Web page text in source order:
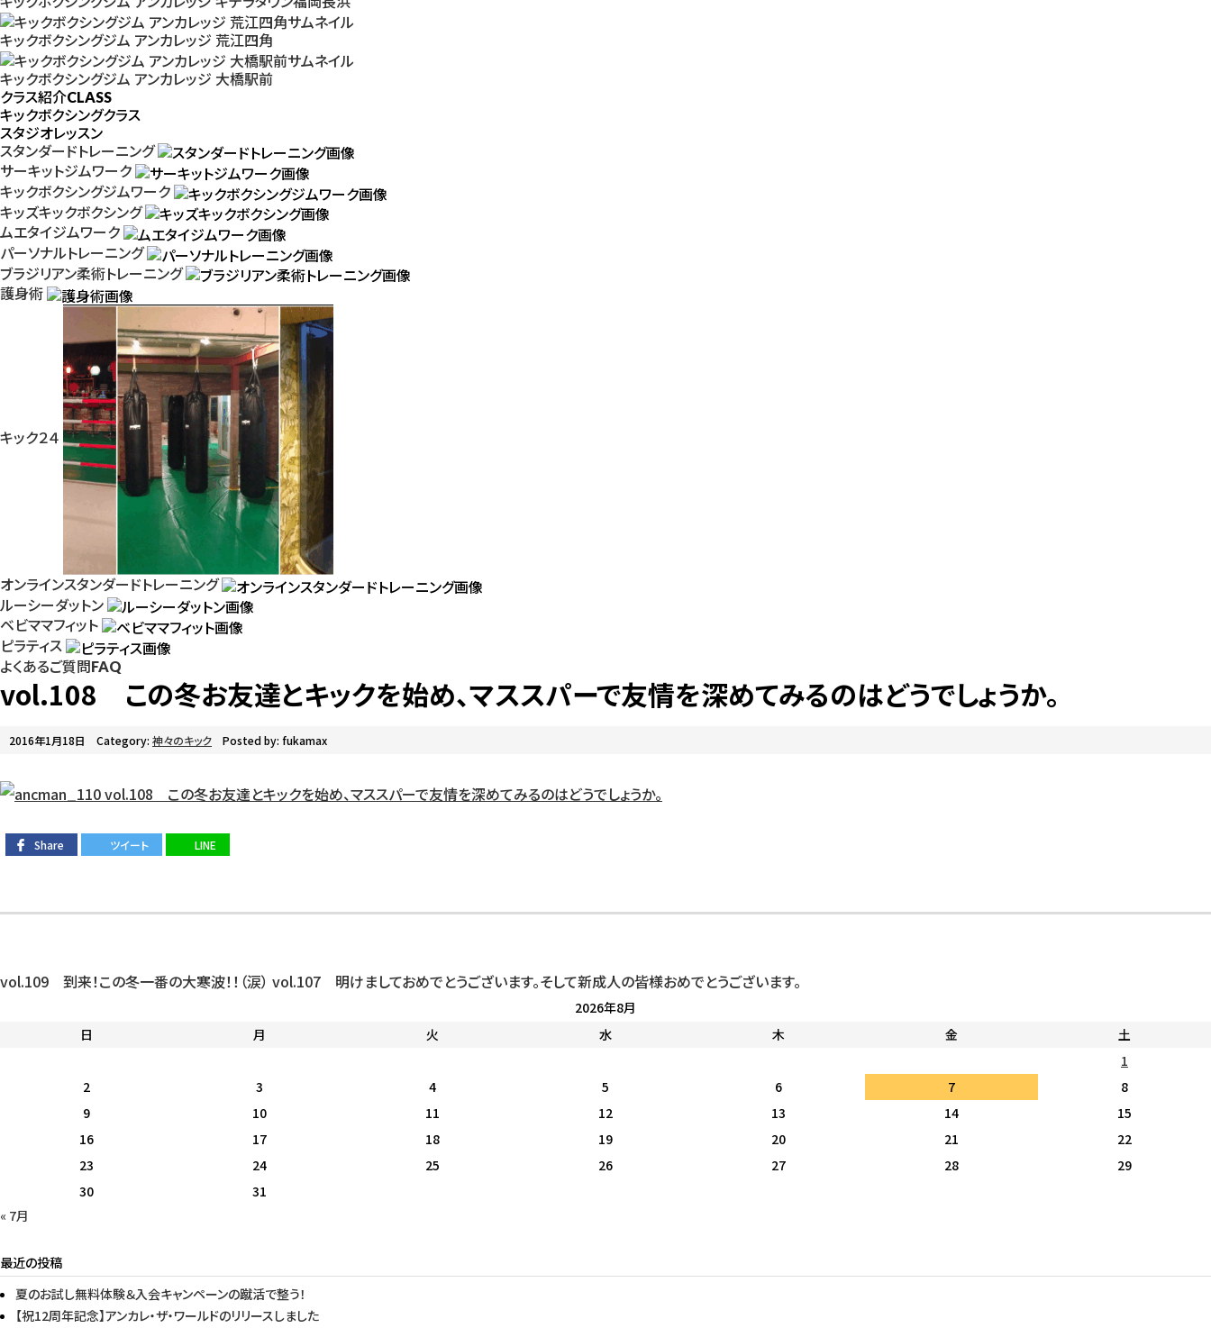
キックボクシングジム アンカレッジ 荒江四角
キックボクシングジム アンカレッジ 大橋駅前
クラス紹介CLASS
キックボクシングクラス
スタジオレッスン
スタンダードトレーニング
サーキットジムワーク
キックボクシングジムワーク
キッズキックボクシング
ムエタイジムワーク
パーソナルトレーニング
ブラジリアン柔術トレーニング
護身術
キック２４
オンラインスタンダードトレーニング
ルーシーダットン
ベビママフィット
ピラティス
よくあるご質問FAQ
vol.108 この冬お友達とキックを始め、マススパーで友情を深めてみるのはどうでしょうか。
2016年1月18日 Category: 神々のキック Posted by: fukamax
Share ツイート LINE
vol.109 到来！この冬一番の大寒波！！（涙） vol.107 明けましておめでとうございます。そして新成人の皆様おめでとうございます。
2026年8月
日
月 火 水 木 金
土
1
2
3 4 5 6 7
8
9
10 11 12 13 14
15
16
17 18 19 20 21
22
23
24 25 26 27 28
29
30
31
« 7月
最近の投稿
夏のお試し無料体験＆入会キャンペーンの蹴活で整う！
【祝12周年記念】アンカレ・ザ・ワールドのリリースしました